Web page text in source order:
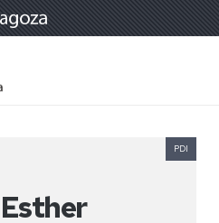
Esther
PDI